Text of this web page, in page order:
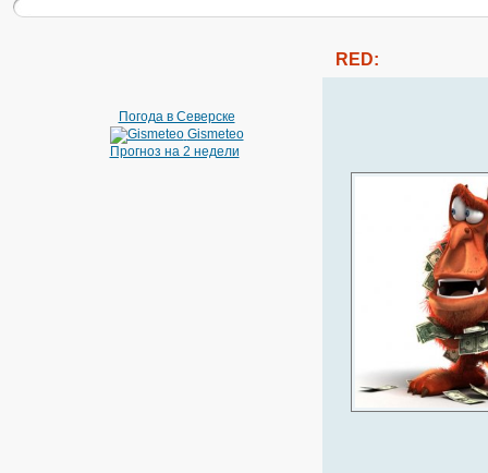
Погода в Северске
Gismeteo
Прогноз на 2 недели
RED: